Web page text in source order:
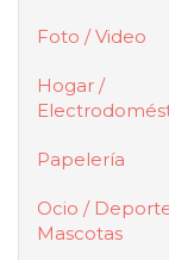
Foto / Video
Hogar /
Papelería
Ocio /
Mascotas